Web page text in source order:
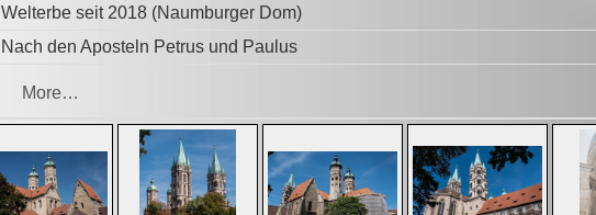
Welterbe seit 2018 (Naumburger Dom)
Nach den Aposteln Petrus und Paulus
More…